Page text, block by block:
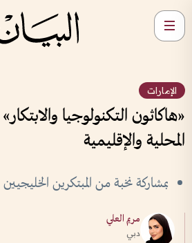
الإمارات
«هاكاثون التكنولوجيا
المحلية والإقليمية
بمشاركة نخبة من المبتكرين الخليجيين
مريم العلي
دبي